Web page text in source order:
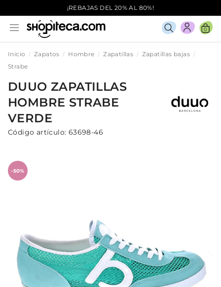
¡REBAJAS DEL 20% AL 80%!
0
Inicio Zapatos Hombre Zapatillas
Zapatillas bajas
Strabe
DUUO ZAPATILLAS
HOMBRE STRABE
VERDE
Código artículo: 63698-46
-50%